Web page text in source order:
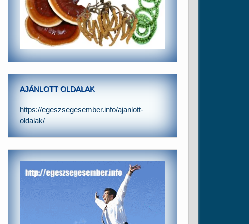
AJÁNLOTT OLDALAK
https://egeszsegesember.info/ajanlott-
oldalak/